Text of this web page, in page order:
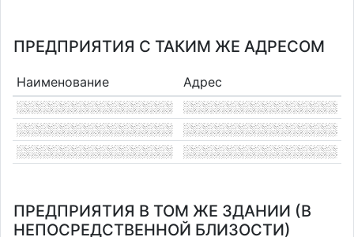
ПРЕДПРИЯТИЯ С ТАКИМ ЖЕ АДРЕСОМ
Наименование Адрес
ПРЕДПРИЯТИЯ В ТОМ ЖЕ ЗДАНИИ (В
НЕПОСРЕДСТВЕННОЙ БЛИЗОСТИ)